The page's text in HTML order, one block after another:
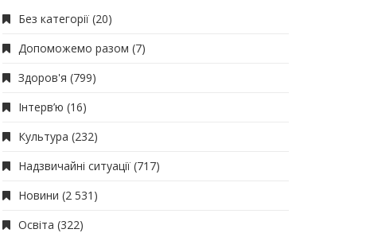
Без категорії (20)
Допоможемо разом (7)
Здоров'я (799)
Інтерв’ю (16)
Культура (232)
Надзвичайні ситуації (717)
Новини (2 531)
Освіта (322)